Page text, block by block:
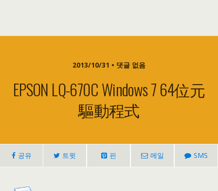
2013/10/31 • 댓글 없음
EPSON LQ-670C Windows7 64位元
驅動程式
공유 트윗 핀 메일 SMS